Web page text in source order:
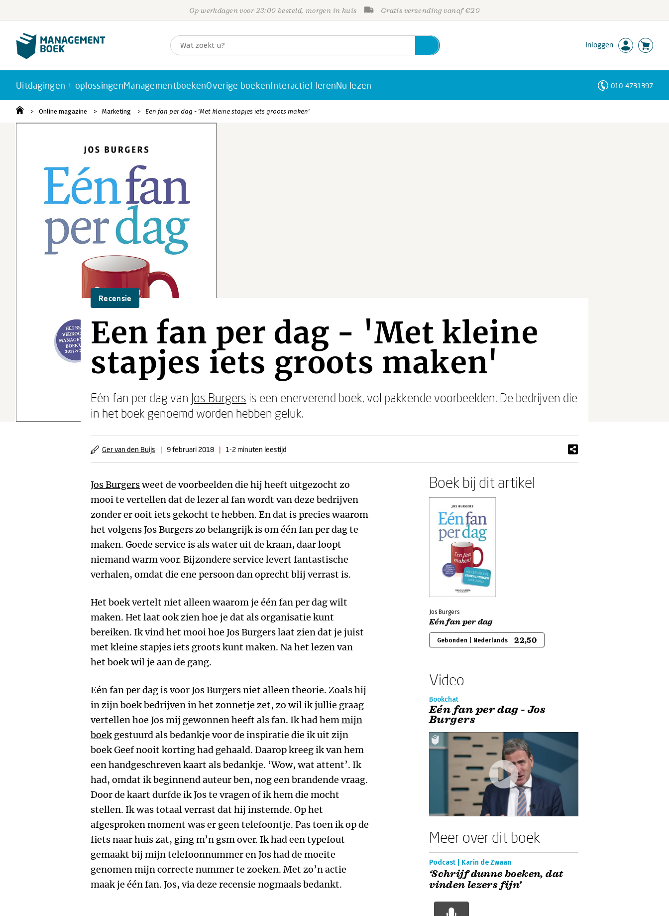
Op werkdagen voor 23:00 besteld, morgen in huis Gratis verzending vanaf €20
Inloggen
Uitdagingen + oplossingenManagementboekenOverige boekenInteractief lerenNu lezen 010-4731397
Online magazine Marketing Een fan per dag - 'Met kleine stapjes iets groots maken'
Recensie
Een fan per dag - 'Met kleine
stapjes iets groots maken'
Eén fan per dag van Jos Burgers is een enerverend boek, vol pakkende voorbeelden. De bedrijven die
in het boek genoemd worden hebben geluk.
Ger van den Buijs | 9 februari 2018 | 1-2 minuten leestijd
Jos Burgersweet de voorbeelden die hij heeft uitgezocht zo
mooi te vertellen dat de lezer al fan wordt van deze bedrijven
zonder er ooit iets gekocht te hebben. En dat is precies waarom
het volgens Jos Burgers zo belangrijk is om één fan per dag te
maken. Goede service is als water uit de kraan, daar loopt
niemand warm voor. Bijzondere service levert fantastische
verhalen, omdat die ene persoon dan oprecht blij verrast is.
Het boek vertelt niet alleen waarom je één fan per dag wilt
maken. Het laat ook zien hoe je dat als organisatie kunt
bereiken. Ik vind het mooi hoe Jos Burgers laat zien dat je juist
met kleine stapjes iets groots kunt maken. Na het lezen van
het boek wil je aan de gang.
Eén fan per dag is voor Jos Burgers niet alleen theorie. Zoals hij
in zijn boek bedrijven in het zonnetje zet, zo wil ik jullie graag
vertellen hoe Jos mij gewonnen heeft als fan. Ik had hemmijn
boekgestuurd als bedankje voor de inspiratie die ik uit zijn
boek Geef nooit korting had gehaald. Daarop kreeg ik van hem
een handgeschreven kaart als bedankje. ‘Wow, wat attent’. Ik
had, omdat ik beginnend auteur ben, nog een brandende vraag.
Door de kaart durfde ik Jos te vragen of ik hem die mocht
stellen. Ik was totaal verrast dat hij instemde. Op het
afgesproken moment was er geen telefoontje. Pas toen ik op de
fiets naar huis zat, ging m’n gsm over. Ik had een typefout
gemaakt bij mijn telefoonnummer en Jos had de moeite
genomen mijn correcte nummer te zoeken. Met zo’n actie
maak je één fan. Jos, via deze recensie nogmaals bedankt.
Boek bij dit artikel
Jos Burgers
Eén fan per dag
Gebonden | Nederlands 22,50
Video
Bookchat
Eén fan per dag - Jos
Burgers
Meer over dit boek
Podcast | Karin de Zwaan
‘Schrijf dunne boeken, dat
vinden lezers fijn’
Personen